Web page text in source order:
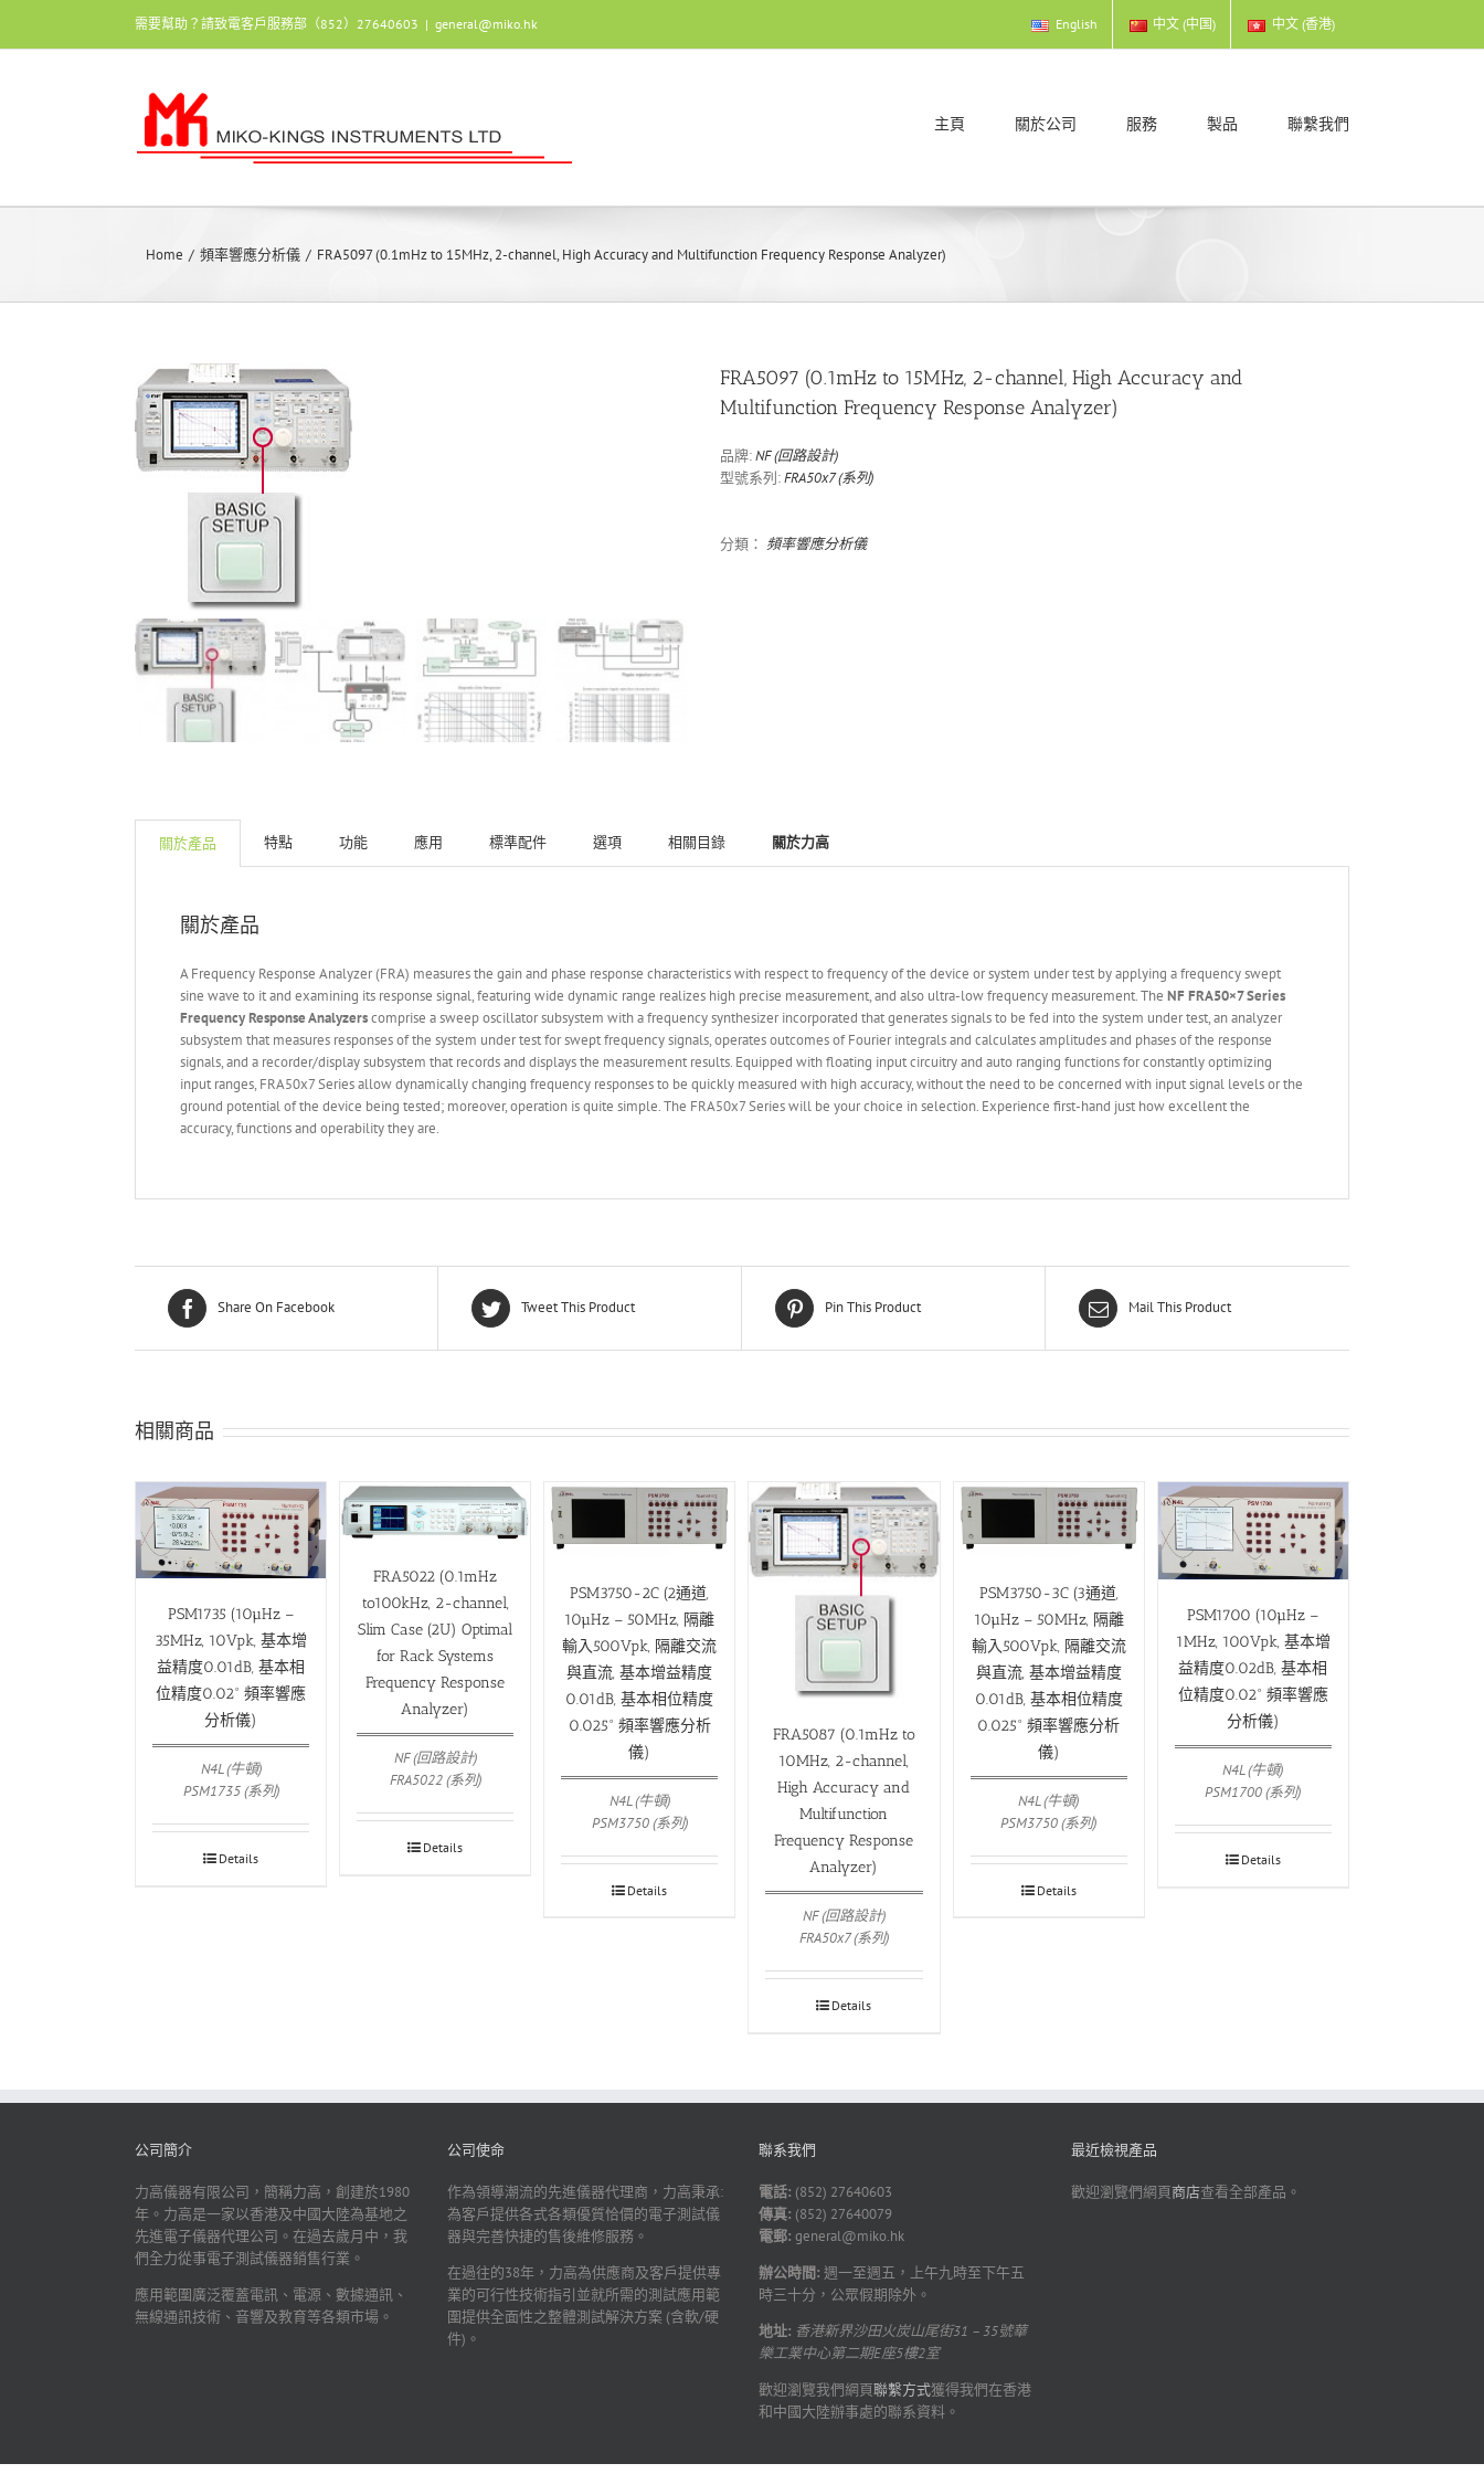
content
需要幫助？請致電客戶服務部（852）27640603 | general@miko.hk English 中文 (中国) 中文 (香港)
主頁 關於公司 服務 製品 聯繫我們
Home / 頻率響應分析儀 / FRA5097 (0.1mHz to 15MHz, 2-channel, High Accuracy and Multifunction Frequency Response Analyzer)
FRA5097 (0.1mHz to 15MHz, 2-channel, High Accuracy and
Multifunction Frequency Response Analyzer)
品牌:NF (回路設計)
型號系列:FRA50x7 (系列)
分類： 頻率響應分析儀
關於產品 特點 功能 應用 標準配件 選項 相關目錄 關於力高
關於產品
A Frequency Response Analyzer (FRA) measures the gain and phase response characteristics with respect to frequency of the device or system under test by applying a frequency swept
sine wave to it and examining its response signal, featuring wide dynamic range realizes high precise measurement, and also ultra-low frequency measurement. The NF FRA50×7 Series
Frequency Response Analyzerscomprise a sweep oscillator subsystem with a frequency synthesizer incorporated that generates signals to be fed into the system under test, an analyzer
subsystem that measures responses of the system under test for swept frequency signals, operates outcomes of Fourier integrals and calculates amplitudes and phases of the response
signals, and a recorder/display subsystem that records and displays the measurement results. Equipped with floating input circuitry and auto ranging functions for constantly optimizing
input ranges, FRA50x7 Series allow dynamically changing frequency responses to be quickly measured with high accuracy, without the need to be concerned with input signal levels or the
ground potential of the device being tested; moreover, operation is quite simple. The FRA50x7 Series will be your choice in selection. Experience first-hand just how excellent the
accuracy, functions and operability they are.
Share On Facebook Tweet This Product Pin This Product Mail This Product
相關商品
PSM1735 (10µHz –
35MHz, 10Vpk, 基本增
益精度0.01dB, 基本相
位精度0.02° 頻率響應
分析儀)
N4L (牛頓)
PSM1735 (系列)
Details
FRA5022 (0.1mHz
to100kHz, 2-channel,
Slim Case (2U) Optimal
for Rack Systems
Frequency Response
Analyzer)
NF (回路設計)
FRA5022 (系列)
Details
PSM3750-2C (2通道,
10µHz – 50MHz, 隔離
輸入500Vpk, 隔離交流
與直流, 基本增益精度
0.01dB, 基本相位精度
0.025° 頻率響應分析
儀)
N4L (牛頓)
PSM3750 (系列)
Details
FRA5087 (0.1mHz to
10MHz, 2-channel,
High Accuracy and
Multifunction
Frequency Response
Analyzer)
NF (回路設計)
FRA50x7 (系列)
Details
PSM3750-3C (3通道,
10µHz – 50MHz, 隔離
輸入500Vpk, 隔離交流
與直流, 基本增益精度
0.01dB, 基本相位精度
0.025° 頻率響應分析
儀)
N4L (牛頓)
PSM3750 (系列)
Details
PSM1700 (10µHz –
1MHz, 100Vpk, 基本增
益精度0.02dB, 基本相
位精度0.02° 頻率響應
分析儀)
N4L (牛頓)
PSM1700 (系列)
Details
公司簡介
力高儀器有限公司，簡稱力高，創建於1980
年。力高是一家以香港及中國大陸為基地之
先進電子儀器代理公司。在過去歲月中，我
們全力從事電子測試儀器銷售行業。
應用範圍廣泛覆蓋電訊、電源、數據通訊、
無線通訊技術、音響及教育等各類市場。
公司使命
作為領導潮流的先進儀器代理商，力高秉承:
為客戶提供各式各類優質恰價的電子測試儀
器與完善快捷的售後維修服務。
在過往的38年，力高為供應商及客戶提供專
業的可行性技術指引並就所需的測試應用範
圍提供全面性之整體測試解決方案 (含軟/硬
件)。
聯系我們
電話: (852) 27640603
傳真: (852) 27640079
電郵: general@miko.hk
辦公時間: 週一至週五，上午九時至下午五
時三十分，公眾假期除外。
地址: 香港新界沙田火炭山尾街31 – 35號華
樂工業中心第二期E座5樓2室
歡迎瀏覽我們網頁聯繫方式獲得我們在香港
和中國大陸辦事處的聯系資料。
最近檢視產品
歡迎瀏覽們網頁商店查看全部產品。